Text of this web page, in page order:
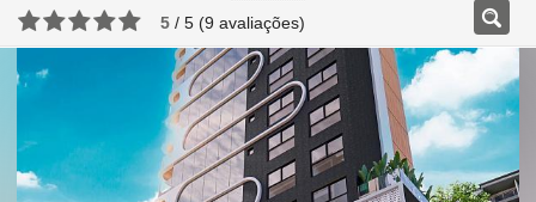
5 / 5 (9 avaliações)